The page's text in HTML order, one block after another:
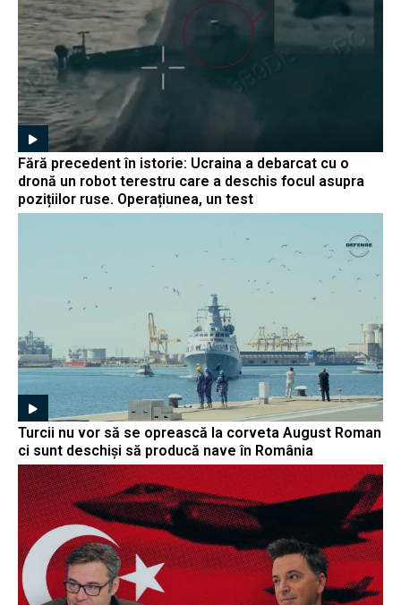
Fără precedent în istorie: Ucraina a debarcat cu o
dronă un robot terestru care a deschis focul asupra
pozițiilor ruse. Operațiunea, un test
Turcii nu vor să se oprească la corveta August Roman
ci sunt deschiși să producă nave în România